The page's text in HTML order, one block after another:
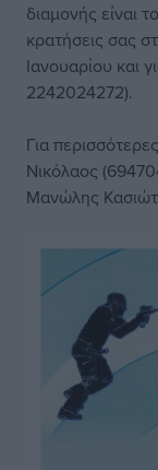
διαμονής είναι
κρατήσεις σας
Ιανουαρίου και
2242024272).
Για
Νικόλαος
Μανώλης